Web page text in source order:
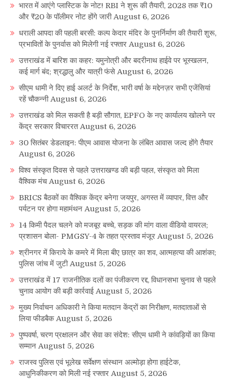
भारत में आएंगे प्लास्टिक के नोट! RBI ने शुरू की तैयारी, 2028 तक ₹10
और ₹20 के पॉलीमर नोट होंगे जारी August 6, 2026
धराली आपदा की पहली बरसी: कल्प केदार मंदिर के पुनर्निर्माण की तैयारी शुरू,
प्रभावितों के पुनर्वास को मिलेगी नई रफ्तार August 6, 2026
उत्तराखंड में बारिश का कहर: यमुनोत्री और बदरीनाथ हाईवे पर भूस्खलन,
कई मार्ग बंद; श्रद्धालु और यात्री फंसे August 6, 2026
सीएम धामी ने दिए हाई अलर्ट के निर्देश, भारी वर्षा के मद्देनज़र सभी एजेंसियां
रहें चौकन्नी August 6, 2026
उत्तराखंड को मिल सकती है बड़ी सौगात, EPFO के नए कार्यालय खोलने पर
केंद्र सरकार विचाररत August 6, 2026
30 सितंबर डेडलाइन: पीएम आवास योजना के लंबित आवास जल्द होंगे तैयार
August 6, 2026
विश्व संस्कृत दिवस से पहले उत्तराखण्ड की बड़ी पहल, संस्कृत को मिला
वैश्विक मंच August 6, 2026
BRICS बैठकों का वैश्विक केंद्र बनेगा जयपुर, अगस्त में व्यापार, वित्त और
पर्यटन पर होगा महामंथन August 5, 2026
14 किमी पैदल चलने को मजबूर बच्चे, सड़क की मांग वाला वीडियो वायरल;
प्रशासन बोला- PMGSY-4 के तहत प्रस्ताव मंजूर August 5, 2026
श्रीनगर में किराये के कमरे में मिला बीए छात्र का शव, आत्महत्या की आशंका;
पुलिस जांच में जुटी August 5, 2026
उत्तराखंड में 17 राजनीतिक दलों का पंजीकरण रद्द, विधानसभा चुनाव से पहले
चुनाव आयोग की बड़ी कार्रवाई August 5, 2026
मुख्य निर्वाचन अधिकारी ने किया मतदान केंद्रों का निरीक्षण, मतदाताओं से
लिया फीडबैक August 5, 2026
पुष्पवर्षा, चरण प्रक्षालन और सेवा का संदेश: सीएम धामी ने कांवड़ियों का किया
सम्मान August 5, 2026
राजस्व पुलिस एवं भूलेख सर्वेक्षण संस्थान अल्मोड़ा होगा हाईटेक,
आधुनिकीकरण को मिली नई रफ्तार August 5, 2026